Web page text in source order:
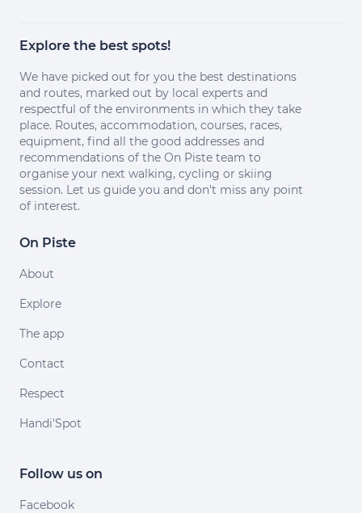
Explore the best spots!
We have picked out for you the best destinations
and routes, marked out by local experts and
respectful of the environments in which they take
place. Routes, accommodation, courses, races,
equipment, find all the good addresses and
recommendations of the On Piste team to
organise your next walking, cycling or skiing
session. Let us guide you and don't miss any point
of interest.
On Piste
About
Explore
The app
Contact
Respect
Handi'Spot
Follow us on
Facebook